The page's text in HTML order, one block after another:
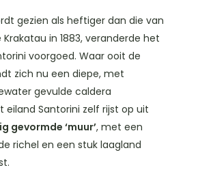
gezien als heftiger dan die van
in 1883, veranderde het
voorgoed. Waar ooit de
zich nu een diepe, met
gevulde caldera
eiland Santorini zelf rijst op uit
gevormde ‘muur’, met een
richel en een stuk laagland